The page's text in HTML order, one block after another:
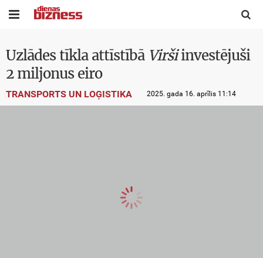
 
Uzlādes tīkla attīstībā Viršiinvestējuši
2 miljonus eiro
TRANSPORTS UN LOĢISTIKA 2025. gada 16. aprīlis 11:14